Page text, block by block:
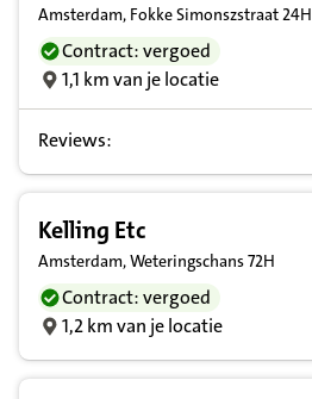
Amsterdam, Fokke Simonszstraat 24H
Contract: vergoed
1,1 km van je locatie
Reviews:
Kelling Etc
Amsterdam, Weteringschans 72H
Contract: vergoed
1,2 km van je locatie